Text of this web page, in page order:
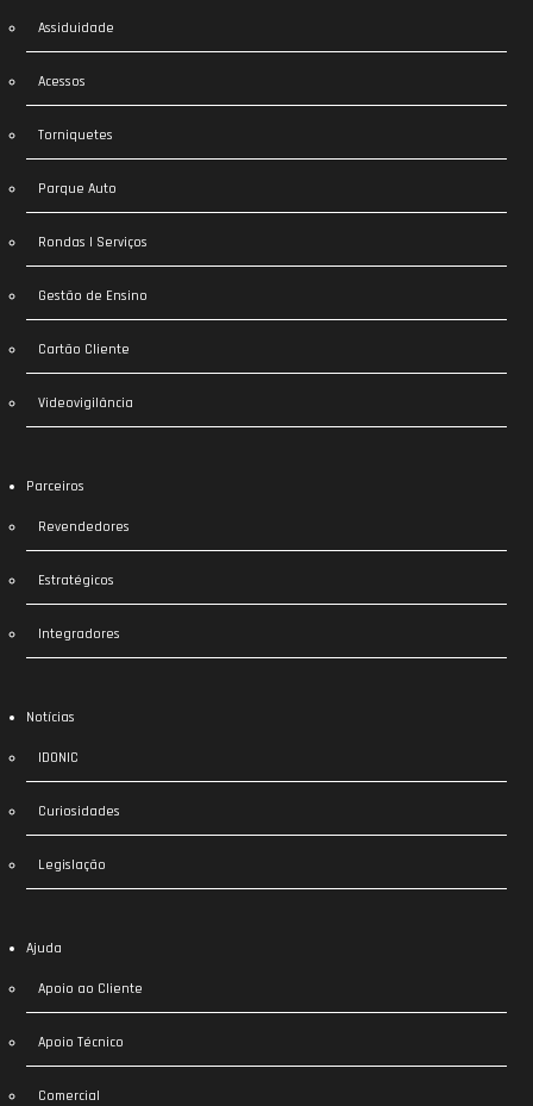
Assiduidade
Acessos
Torniquetes
Parque Auto
Rondas | Serviços
Gestão de Ensino
Cartão Cliente
Videovigilância
Parceiros
Revendedores
Estratégicos
Integradores
Notícias
IDONIC
Curiosidades
Legislação
Ajuda
Apoio ao Cliente
Apoio Técnico
Comercial